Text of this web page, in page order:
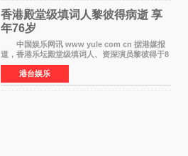
香港殿堂级填词人黎彼得病逝 享
年76岁​
中国娱乐网讯 www yule com cn 据港媒报
道，香港乐坛殿堂级填词人、资深演员黎彼得于8
月5日上午因病离世，终年76岁。好友钟志光透
露，黎彼得今年3月中风后便卧床休养，身体机能
持续衰退，最
港台娱乐